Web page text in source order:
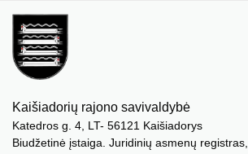
Kaišiadorių rajono savivaldybė
Katedros g. 4, LT- 56121 Kaišiadorys
Biudžetinė įstaiga. Juridinių asmenų registras,